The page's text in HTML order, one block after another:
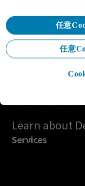
Let's
Get in touch
Explore
Learn about
Services
任意
任意